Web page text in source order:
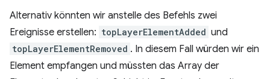
Alternativ könnten wir anstelle des Befehls zwei
Ereignisse erstellen: topLayerElementAdded und
topLayerElementRemoved . In diesem Fall würden wir ein
Element empfangen und müssten das Array der